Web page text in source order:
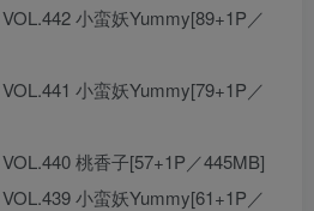
小蛮妖Yummy[89+1P／
小蛮妖Yummy[79+1P／
桃香子[57+1P／445MB]
小蛮妖Yummy[61+1P／